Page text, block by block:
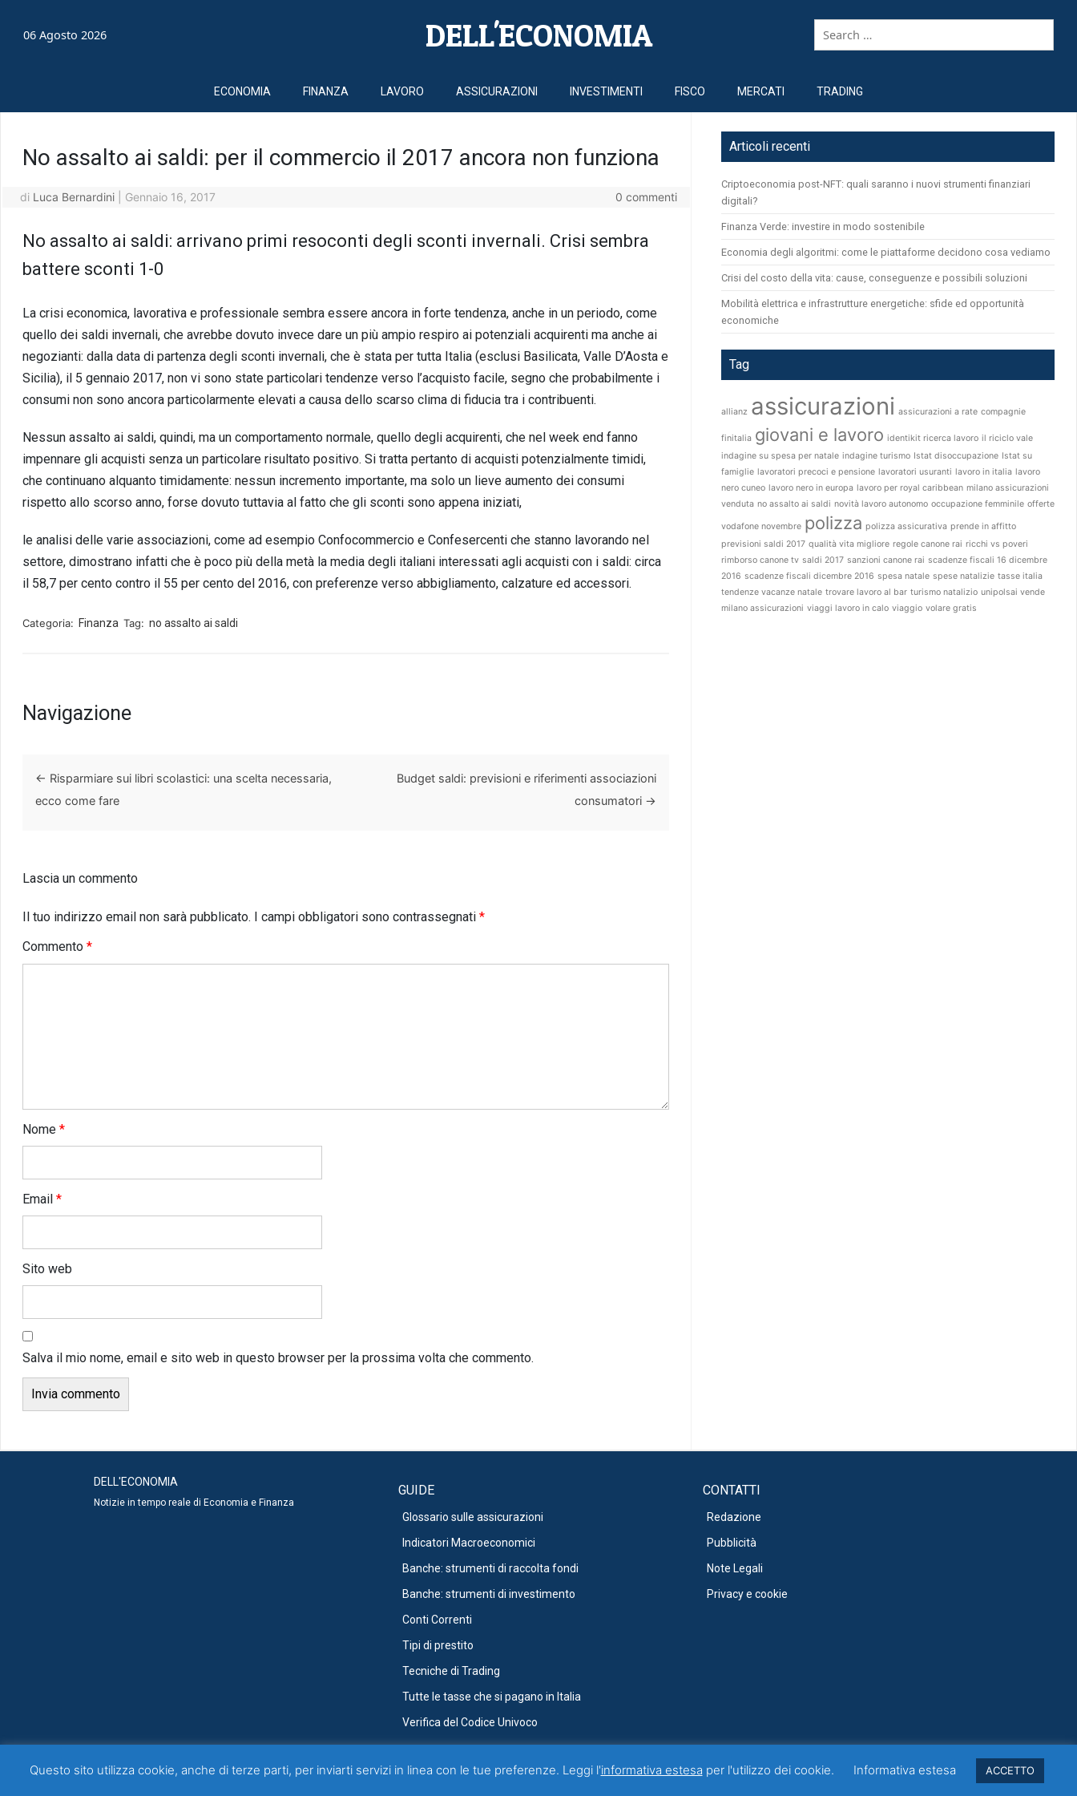
06 Agosto 2026 DELL'ECONOMIA
ECONOMIA FINANZA LAVORO ASSICURAZIONI INVESTIMENTI FISCO MERCATI TRADING
No assalto ai saldi: per il commercio il 2017 ancora non funziona
di Luca Bernardini Gennaio 16, 2017 0 commenti
No assalto ai saldi: arrivano primi resoconti degli sconti invernali. Crisi sembra
battere sconti 1-0
La crisi economica, lavorativa e professionale sembra essere ancora in forte tendenza, anche in un periodo, come
quello dei saldi invernali, che avrebbe dovuto invece dare un più ampio respiro ai potenziali acquirenti ma anche ai
negozianti: dalla data di partenza degli sconti invernali, che è stata per tutta Italia (esclusi Basilicata, Valle D’Aosta e
Sicilia), il 5 gennaio 2017, non vi sono state particolari tendenze verso l’acquisto facile, segno che probabilmente i
consumi non sono ancora particolarmente elevati a causa dello scarso clima di fiducia tra i contribuenti.
Nessun assalto ai saldi, quindi, ma un comportamento normale, quello degli acquirenti, che nel week end fanno
impennare gli acquisti senza un particolare risultato positivo. Si tratta pertanto di acquisti potenzialmente timidi,
che continuano alquanto timidamente: nessun incremento importante, ma solo un lieve aumento dei consumi
rispetto allo scorso anno, forse dovuto tuttavia al fatto che gli sconti sono appena iniziati,
le analisi delle varie associazioni, come ad esempio Confocommercio e Confesercenti che stanno lavorando nel
settore, dimostrano infatti che è poco più della metà la media degli italiani interessati agli acquisti con i saldi: circa
il 58,7 per cento contro il 55 per cento del 2016, con preferenze verso abbigliamento, calzature ed accessori.
Categoria: Finanza Tag: no assalto ai saldi
Navigazione
← Risparmiare sui libri scolastici: una scelta necessaria,
ecco come fare
Budget saldi: previsioni e riferimenti associazioni
consumatori →
Lascia un commento
Il tuo indirizzo email non sarà pubblicato. I campi obbligatori sono contrassegnati *
Commento *
Nome *
Email *
Sito web
Salva il mio nome, email e sito web in questo browser per la prossima volta che commento.
Articoli recenti
Criptoeconomia post-NFT: quali saranno i nuovi strumenti finanziari
digitali?
Finanza Verde: investire in modo sostenibile
Economia degli algoritmi: come le piattaforme decidono cosa vediamo
Crisi del costo della vita: cause, conseguenze e possibili soluzioni
Mobilità elettrica e infrastrutture energetiche: sfide ed opportunità
economiche
Tag
allianz assicurazioni assicurazioni a rate compagnie
finitalia giovani e lavoro identikit ricerca lavoro il riciclo vale
indagine su spesa per natale indagine turismo Istat disoccupazione Istat su
famiglie lavoratori precoci e pensione lavoratori usuranti lavoro in italia lavoro
nero cuneo lavoro nero in europa lavoro per royal caribbean milano assicurazioni
venduta no assalto ai saldi novità lavoro autonomo occupazione femminile offerte
vodafone novembre polizza polizza assicurativa prende in affitto
previsioni saldi 2017 qualità vita migliore regole canone rai ricchi vs poveri
rimborso canone tv saldi 2017 sanzioni canone rai scadenze fiscali 16 dicembre
2016 scadenze fiscali dicembre 2016 spesa natale spese natalizie tasse italia
tendenze vacanze natale trovare lavoro al bar turismo natalizio unipolsai vende
milano assicurazioni viaggi lavoro in calo viaggio volare gratis
DELL'ECONOMIA
Notizie in tempo reale di Economia e Finanza
GUIDE
Glossario sulle assicurazioni
Indicatori Macroeconomici
Banche: strumenti di raccolta fondi
Banche: strumenti di investimento
Conti Correnti
Tipi di prestito
Tecniche di Trading
Tutte le tasse che si pagano in Italia
Verifica del Codice Univoco
CONTATTI
Redazione
Pubblicità
Note Legali
Privacy e cookie
Questo blog non rappresenta una testata giornalistica in quanto viene aggiornato senza alcuna periodicità. Non può pertanto considerarsi un prodotto editoriale ai sensi della legge n° 62 del 7.03.2001.
Questo sito utilizza cookie, anche di terze parti, per inviarti servizi in linea con le tue preferenze. Leggi l'informativa estesa per l'utilizzo dei cookie. Informativa estesa ACCETTO